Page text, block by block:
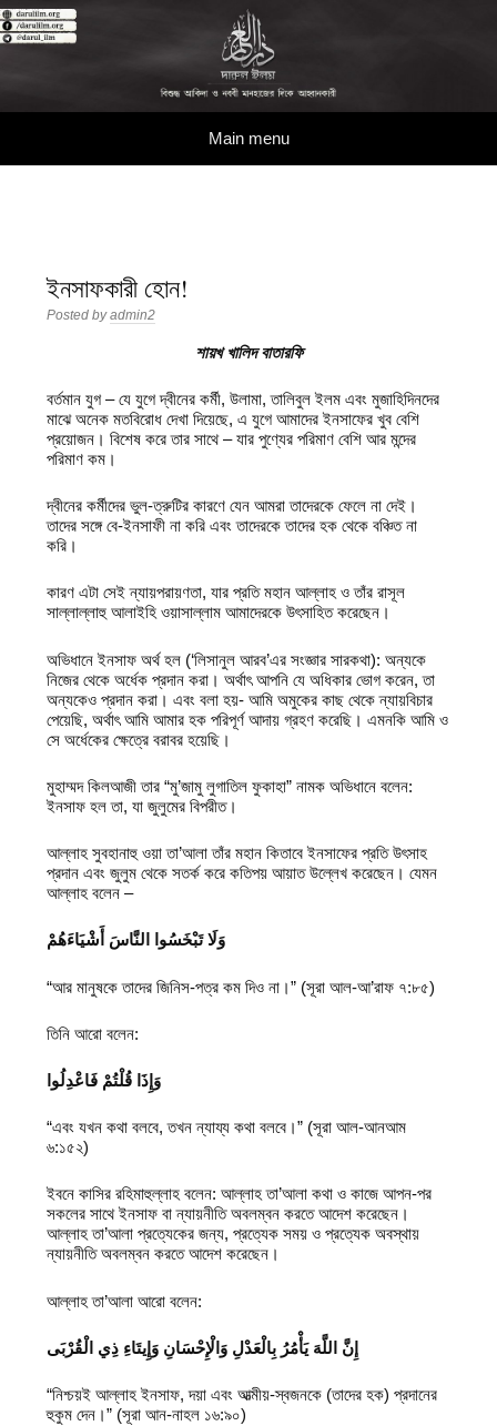
বিশুদ্ধ আকিদা ও নববী মানহাজের দিকে আহ্বানকারী
Main menu
ইনসাফকারী হোন!
Posted byadmin2
শায়খ খালিদ বাতারফি
বর্তমান যুগ – যে যুগে দ্বীনের কর্মী, উলামা, তালিবুল ইলম এবং মুজাহিদিনদের
মাঝে অনেক মতবিরোধ দেখা দিয়েছে, এ যুগে আমাদের ইনসাফের খুব বেশি
প্রয়োজন। বিশেষ করে তার সাথে – যার পুণ্যের পরিমাণ বেশি আর মন্দের
পরিমাণ কম।
দ্বীনের কর্মীদের ভুল-ত্রুটির কারণে যেন আমরা তাদেরকে ফেলে না দেই।
তাদের সঙ্গে বে-ইনসাফী না করি এবং তাদেরকে তাদের হক থেকে বঞ্চিত না
করি।
কারণ এটা সেই ন্যায়পরায়ণতা, যার প্রতি মহান আল্লাহ ও তাঁর রাসূল
সাল্লাল্লাহু আলাইহি ওয়াসাল্লাম আমাদেরকে উৎসাহিত করেছেন।
অভিধানে ইনসাফ অর্থ হল (‘লিসানুল আরব’এর সংজ্ঞার সারকথা): অন্যকে
নিজের থেকে অর্ধেক প্রদান করা। অর্থাৎ আপনি যে অধিকার ভোগ করেন, তা
অন্যকেও প্রদান করা। এবং বলা হয়- আমি অমুকের কাছ থেকে ন্যায়বিচার
পেয়েছি, অর্থাৎ আমি আমার হক পরিপূর্ণ আদায় গ্রহণ করেছি। এমনকি আমি ও
সে অর্ধেকের ক্ষেত্রে বরাবর হয়েছি।
মুহাম্মদ কিলআজী তার “মু’জামু লুগাতিল ফুকাহা” নামক অভিধানে বলেন:
ইনসাফ হল তা, যা জুলুমের বিপরীত।
আল্লাহ সুবহানাহু ওয়া তা’আলা তাঁর মহান কিতাবে ইনসাফের প্রতি উৎসাহ
প্রদান এবং জুলুম থেকে সতর্ক করে কতিপয় আয়াত উল্লেখ করেছেন। যেমন
আল্লাহ বলেন –
وَلَا تَبْخَسُوا النَّاسَ أَشْيَاءَهُمْ
“আর মানুষকে তাদের জিনিস-পত্র কম দিও না।” (সূরা আল-আ’রাফ ৭:৮৫)
তিনি আরো বলেন:
وَإِذَا قُلْتُمْ فَاعْدِلُوا
“এবং যখন কথা বলবে, তখন ন্যায্য কথা বলবে।” (সূরা আল-আনআম
৬:১৫২)
ইবনে কাসির রহিমাহুল্লাহ বলেন: আল্লাহ তা’আলা কথা ও কাজে আপন-পর
সকলের সাথে ইনসাফ বা ন্যায়নীতি অবলম্বন করতে আদেশ করেছেন।
আল্লাহ তা’আলা প্রত্যেকের জন্য, প্রত্যেক সময় ও প্রত্যেক অবস্থায়
ন্যায়নীতি অবলম্বন করতে আদেশ করেছেন।
আল্লাহ তা’আলা আরো বলেন:
إِنَّ اللَّهَ يَأْمُرُ بِالْعَدْلِ وَالْإِحْسَانِ وَإِيتَاءِ ذِي الْقُرْبَى
“নিশ্চয়ই আল্লাহ ইনসাফ, দয়া এবং আত্মীয়-স্বজনকে (তাদের হক) প্রদানের
হুকুম দেন।” (সূরা আন-নাহল ১৬:৯০)